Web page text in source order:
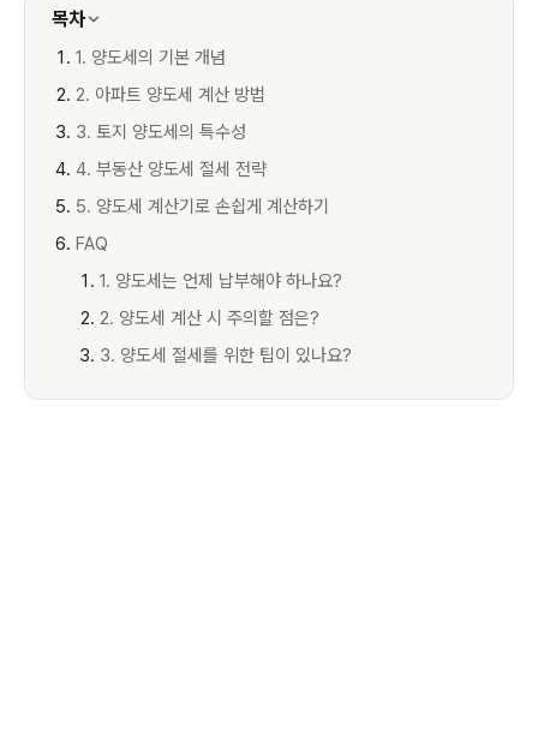
목차
1. 양도세의 기본 개념
2. 아파트 양도세 계산 방법
3. 토지 양도세의 특수성
4. 부동산 양도세 절세 전략
5. 양도세 계산기로 손쉽게 계산하기
FAQ
1. 양도세는 언제 납부해야 하나요?
2. 양도세 계산 시 주의할 점은?
3. 양도세 절세를 위한 팁이 있나요?